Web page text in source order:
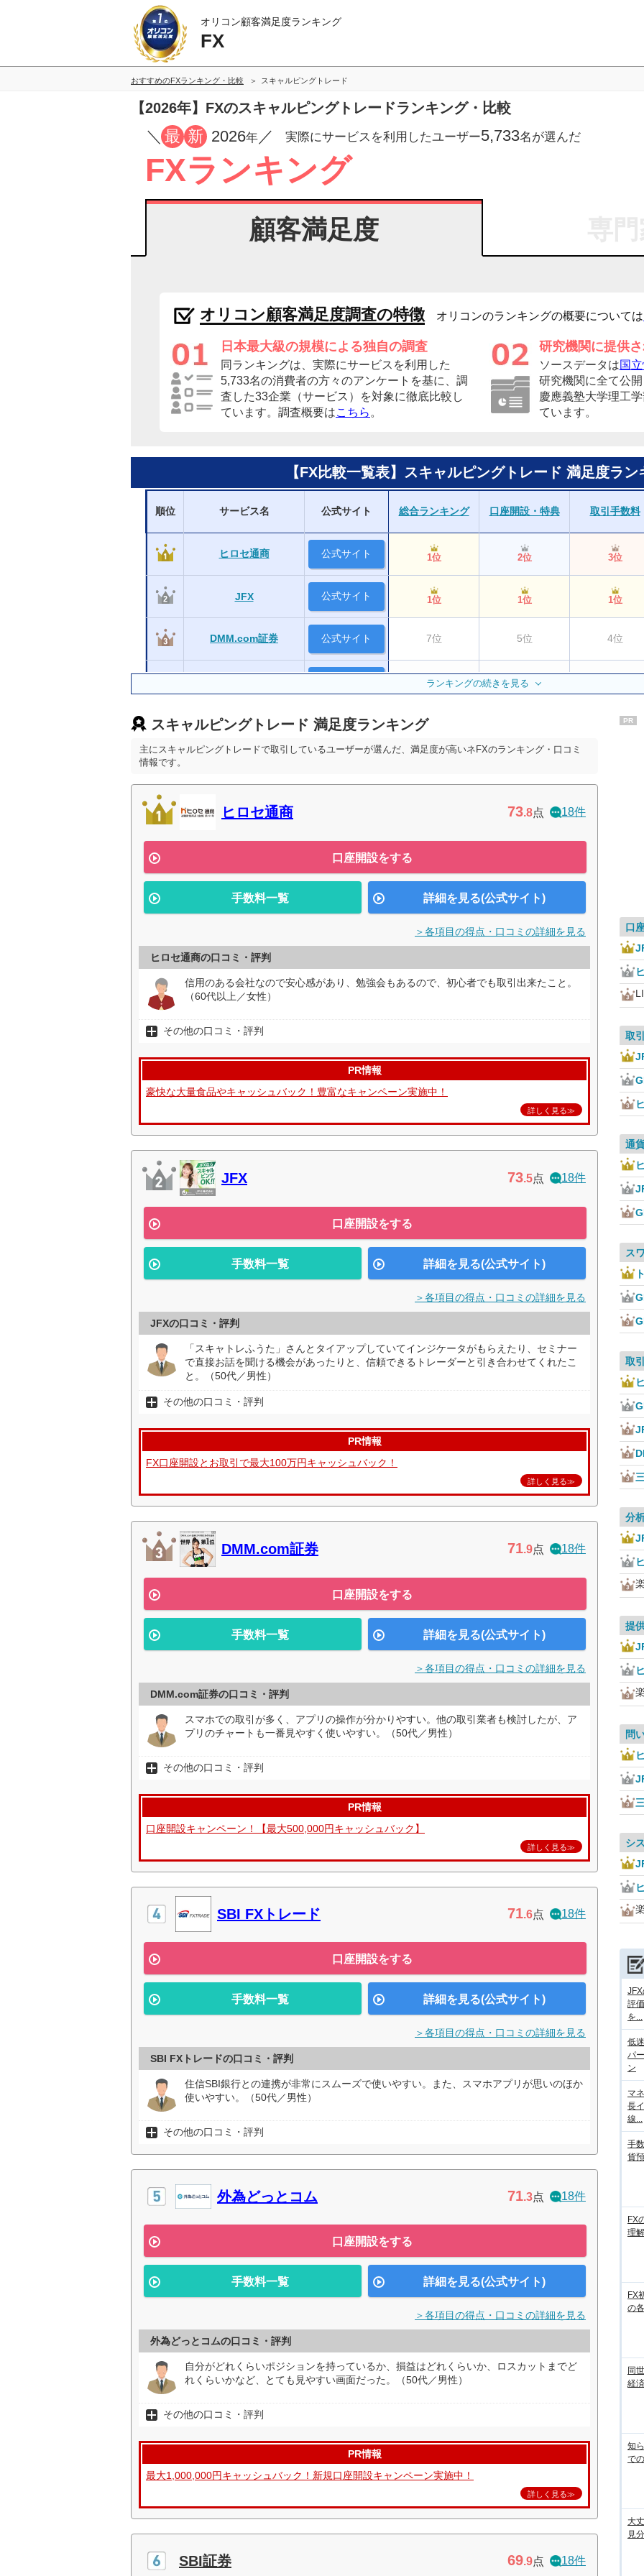
オリコン顧客満足度ランキング
FX
おすすめのFXランキング・比較 スキャルピングトレード
【2026年】FXのスキャルピングトレードランキング・比較
／ 最 新 2026年 ／ 実際にサービスを利用したユーザー5,733名が選んだ
FXランキング
顧客満足度
オリコン顧客満足度調査の特徴 オリコンのランキングの概要については
日本最大級の規模による独自の調査
同ランキングは、実際にサービスを利用した
5,733名の消費者の方々のアンケートを基に、調
査した33企業（サービス）を対象に徹底比較し
ています。調査概要はこちら 。
研究機関に提供
ソースデータは国
研究機関に全て公
慶應義塾大学理工学
ています。
【FX比較一覧表】スキャルピングトレード 満足度ラン
順位 サービス名 公式サイト 総合ランキング 口座開設・特典 取引手数料
ヒロセ通商 公式サイト 1位 2位 3位
JFX 公式サイト 1位 1位 1位
DMM.com証券 公式サイト 7位 5位 4位
5位 8位
外為どっとコム 公式サイト 7位 9位
GMOクリック証券 7位
ランキングの続きを見る
スキャルピングトレード 満足度ランキング
主にスキャルピングトレードで取引しているユーザーが選んだ、満足度が高いネFXのランキング・口コミ
情報です。
ヒロセ通商 73.8点 18件
口座開設をする
手数料一覧 詳細を見る(公式サイト)
＞各項目の得点・口コミの詳細を見る
ヒロセ通商の口コミ・評判
信用のある会社なので安心感があり、勉強会もあるので、初心者でも取引出来たこと。
（60代以上／女性）
その他の口コミ・評判
PR情報
豪快な大量食品やキャッシュバック！豊富なキャンペーン実施中！
詳しく見る≫
JFX 73.5点 18件
口座開設をする
手数料一覧 詳細を見る(公式サイト)
＞各項目の得点・口コミの詳細を見る
JFXの口コミ・評判
「スキャトレふうた」さんとタイアップしていてインジケータがもらえたり、セミナー
で直接お話を聞ける機会があったりと、信頼できるトレーダーと引き合わせてくれたこ
と。（50代／男性）
その他の口コミ・評判
PR情報
FX口座開設とお取引で最大100万円キャッシュバック！
詳しく見る≫
DMM.com証券 71.9点 18件
口座開設をする
手数料一覧 詳細を見る(公式サイト)
＞各項目の得点・口コミの詳細を見る
DMM.com証券の口コミ・評判
スマホでの取引が多く、アプリの操作が分かりやすい。他の取引業者も検討したが、ア
プリのチャートも一番見やすく使いやすい。（50代／男性）
その他の口コミ・評判
PR情報
口座開設キャンペーン！【最大500,000円キャッシュバック】
詳しく見る≫
SBI FXトレード 71.6点 18件
口座開設をする
手数料一覧 詳細を見る(公式サイト)
＞各項目の得点・口コミの詳細を見る
SBI FXトレードの口コミ・評判
住信SBI銀行との連携が非常にスムーズで使いやすい。また、スマホアプリが思いのほか
使いやすい。（50代／男性）
その他の口コミ・評判
外為どっとコム 71.3点 18件
口座開設をする
手数料一覧 詳細を見る(公式サイト)
＞各項目の得点・口コミの詳細を見る
外為どっとコムの口コミ・評判
自分がどれくらいポジションを持っているか、損益はどれくらいか、ロスカットまでど
れくらいかなど、とても見やすい画面だった。（50代／男性）
その他の口コミ・評判
PR情報
最大1,000,000円キャッシュバック！新規口座開設キャンペーン実施中！
詳しく見る≫
SBI証券 69.9点 18件
PR
口
取
通
ス
取
分
提
問
シ
評
を...
低
パ
ン
マ
長
線...
手
貨
FX
理
FX
の
同
経
知
で
大
見